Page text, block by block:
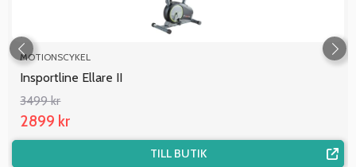
MOTIONSCYKEL
Insportline Ellare II
3499 kr
2899 kr
TILL BUTIK